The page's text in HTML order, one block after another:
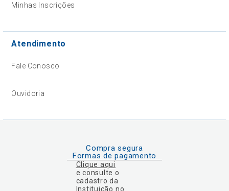
Minhas Inscrições
Atendimento
Fale Conosco
Ouvidoria
Compra segura
Formas de pagamento
Clique aqui
e consulte o
cadastro da
Instituição no